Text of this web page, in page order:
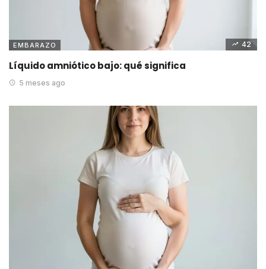
EMBARAZO 42
Líquido amniótico bajo: qué significa
5 meses ago